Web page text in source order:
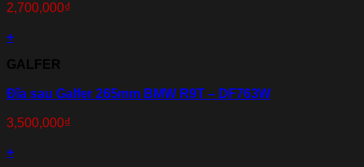
2,700,000₫
+
GALFER
Đĩa sau Galfer 265mm BMW R9T – DF763W
3,500,000₫
+